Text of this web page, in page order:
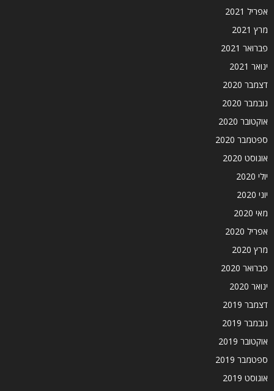
אפריל 2021
מרץ 2021
פברואר 2021
ינואר 2021
דצמבר 2020
נובמבר 2020
אוקטובר 2020
ספטמבר 2020
אוגוסט 2020
יולי 2020
יוני 2020
מאי 2020
אפריל 2020
מרץ 2020
פברואר 2020
ינואר 2020
דצמבר 2019
נובמבר 2019
אוקטובר 2019
ספטמבר 2019
אוגוסט 2019